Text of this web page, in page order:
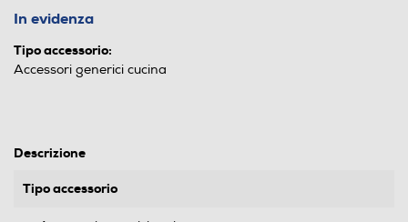
In evidenza
Tipo accessorio:
Accessori generici cucina
Descrizione
Tipo accessorio